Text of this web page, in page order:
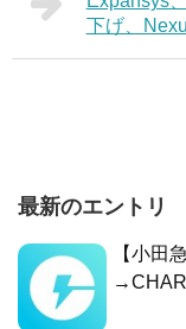
下げ、
最新のエントリ
【小田